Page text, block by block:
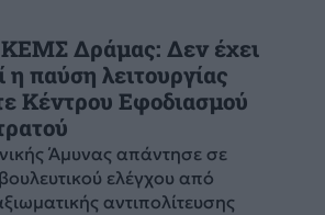
ΚΕΜΣ Δράμας: Δεν έχει
η παύση λειτουργίας
Κέντρου Εφοδιασμού
Άμυνας απάντησε σε
ελέγχου από
αντιπολίτευσης